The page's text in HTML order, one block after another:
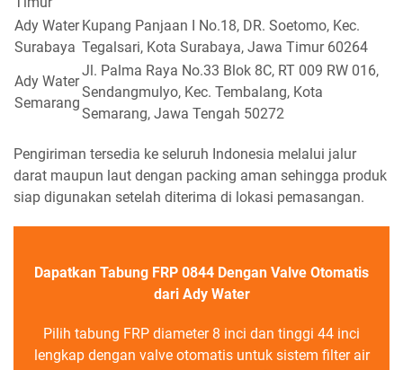
Ady Water
Surabaya
Kupang Panjaan I No.18, DR. Soetomo, Kec.
Tegalsari, Kota Surabaya, Jawa Timur 60264
Ady Water
Semarang
Jl. Palma Raya No.33 Blok 8C, RT 009 RW 016,
Sendangmulyo, Kec. Tembalang, Kota
Semarang, Jawa Tengah 50272
Pengiriman tersedia ke seluruh Indonesia melalui jalur
darat maupun laut dengan packing aman sehingga produk
siap digunakan setelah diterima di lokasi pemasangan.
Dapatkan Tabung FRP 0844 Dengan Valve Otomatis
dari Ady Water
Pilih tabung FRP diameter 8 inci dan tinggi 44 inci
lengkap dengan valve otomatis untuk sistem filter air